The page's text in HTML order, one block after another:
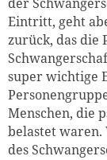
Eintritt, geht
zurück, das die
super wichtige
Menschen, die
belastet
des